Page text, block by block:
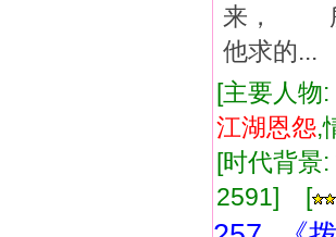
来， 所
他求的...
[主要人
江湖恩怨,
[时代背
2591] [